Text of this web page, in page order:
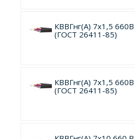
КВВГнг(А) 7х1,5
(ГОСТ 26411-85)
КВВГнг(А) 7х1,5
(ГОСТ 26411-85)